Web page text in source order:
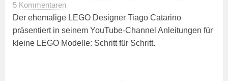
5 Kommentaren
Der ehemalige LEGO Designer Tiago Catarino
präsentiert in seinem YouTube-Channel Anleitungen für
kleine LEGO Modelle: Schritt für Schritt.